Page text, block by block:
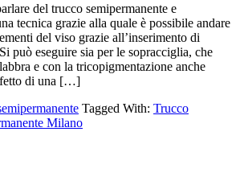
del trucco semipermanente e
tecnica grazie alla quale è possibile andare
del viso grazie all’inserimento di
può eseguire sia per le sopracciglia, che
e con la tricopigmentazione anche
di una […]
Tagged With: Trucco
Milano